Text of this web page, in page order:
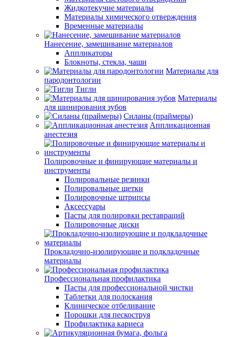
Жидкотекучие материалы
Материалы химического отверждения
Временные материалы
Нанесение, замешивание материалов
Аппликаторы
Блокноты, стекла, чаши
Материалы для
пародонтологии
Тигли
Материалы
для шинирования зубов
Силаны (праймеры)
Аппликационная
анестезия
Полировочные и финирующие материалы и
инструменты
Полировальные резинки
Полировальные щетки
Полировочные штрипсы
Аксессуары
Пасты для полировки реставраций
Полировочные диски
Прокладочно-изолирующие и подкладочные
материалы
Профессиональная профилактика
Пасты для профессиональной чистки
Таблетки для полоскания
Клиническое отбеливание
Порошки для пескоструя
Профилактика кариеса